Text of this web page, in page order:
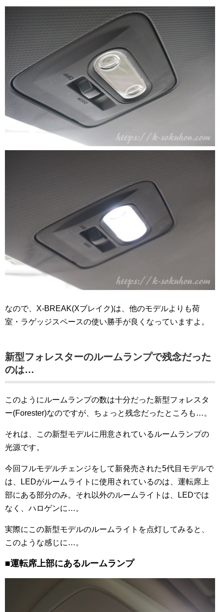
なので、X-BREAK(Xブレイク)は、他のモデルよりも荷
室・ラゲッジスペースの使い勝手が良くなっていますよ。
新型フォレスターのルームランプで残念だった
のは…
このようにルームランプの数は十分だった新型フォレスタ
ー(Forester)なのですが、ちょっと残念だったところも…。
それは、この新型モデルに用意されているルームランプの
光源です。
今回フルモデルチェンジをして新発売された5代目モデルで
は、LEDがルームライトに使用されているのは、運転席上
部にある部分のみ。それ以外のルームライトは、LEDでは
なく、ハロゲンに…。
実際にこの新型モデルのルームライトを点灯してみると、
このような感じに…。
■運転席上部にあるルームランプ